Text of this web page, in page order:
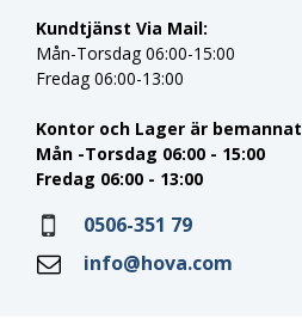
Kundtjänst Via Mail:
Mån-Torsdag 06:00-15:00
Fredag 06:00-13:00
Kontor och Lager är bemannat
Mån -Torsdag 06:00 - 15:00
Fredag 06:00 - 13:00
0506-351 79
info@hova.com